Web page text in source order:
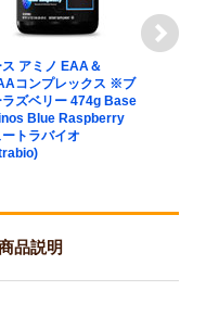
アミノ EAA＆
コンプレックス ※ブ
ラズベリー 474g Base
Blue Raspberry
ートラバイオ
品説明